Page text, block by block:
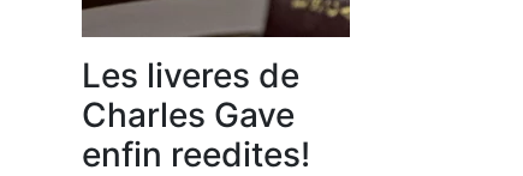
Les liveres de
Charles Gave
enfin reedites!